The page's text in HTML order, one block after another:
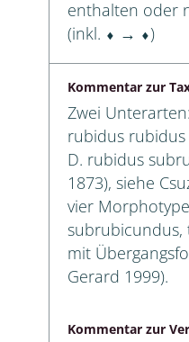
enthalten oder
(inkl. ⬧ → ⬧)
Kommentar zur
Zwei
rubidus rubidus
D. rubidus
1873), siehe
vier
subrubicundus,
mit
Gerard 1999).
Kommentar zur